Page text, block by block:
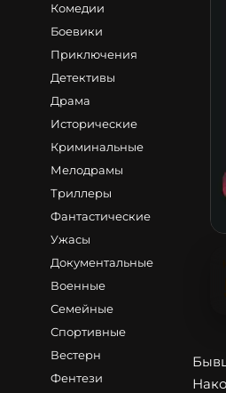
Комедии
Боевики
Приключения
Детективы
Драма
Исторические
Криминальные
Мелодрамы
Триллеры
Фантастические
Ужасы
Документальные
Военные
Семейные
Спортивные
Вестерн
Фентези